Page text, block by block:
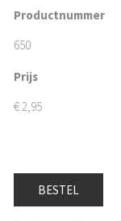
Productnummer
650
Prijs
€ 2,95
BESTEL